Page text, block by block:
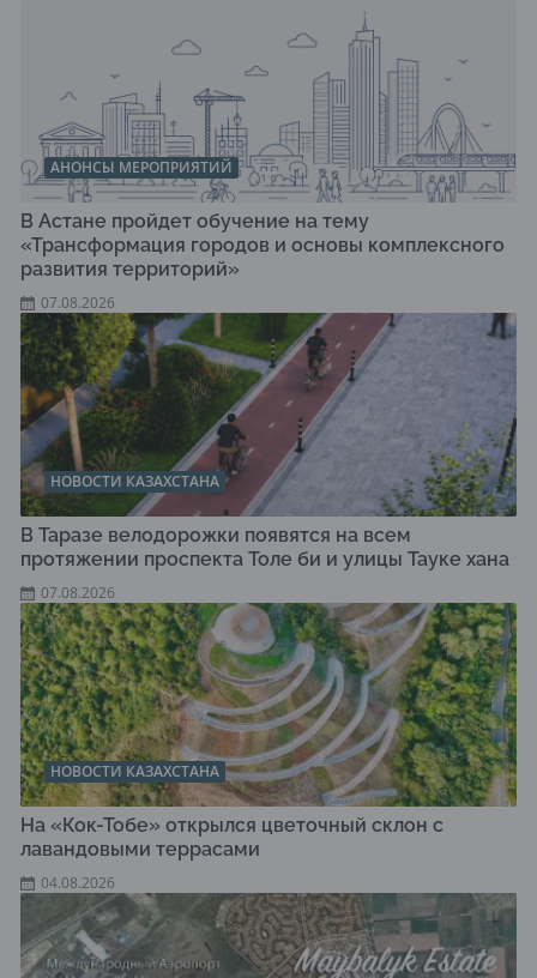
АНОНСЫ МЕРОПРИЯТИЙ
В Астане пройдет обучение на тему
«Трансформация городов и основы комплексного
развития территорий»
07.08.2026
НОВОСТИ КАЗАХСТАНА
В Таразе велодорожки появятся на всем
протяжении проспекта Толе би и улицы Тауке хана
07.08.2026
НОВОСТИ КАЗАХСТАНА
На «Кок-Тобе» открылся цветочный склон с
лавандовыми террасами
04.08.2026